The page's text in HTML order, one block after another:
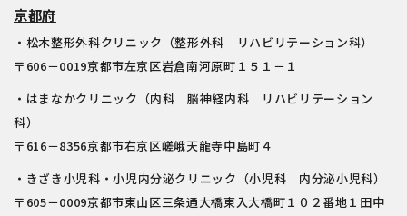
京都府
・松木整形外科クリニック（整形外科 リハビリテーション科）
〒606－0019京都市左京区岩倉南河原町１５１－１
・はまなかクリニック（内科 脳神経内科 リハビリテーション
科）
〒616－8356京都市右京区嵯峨天龍寺中島町４
・きざき小児科・小児内分泌クリニック（小児科 内分泌小児科）
〒605－0009京都市東山区三条通大橋東入大橋町１０２番地１田中